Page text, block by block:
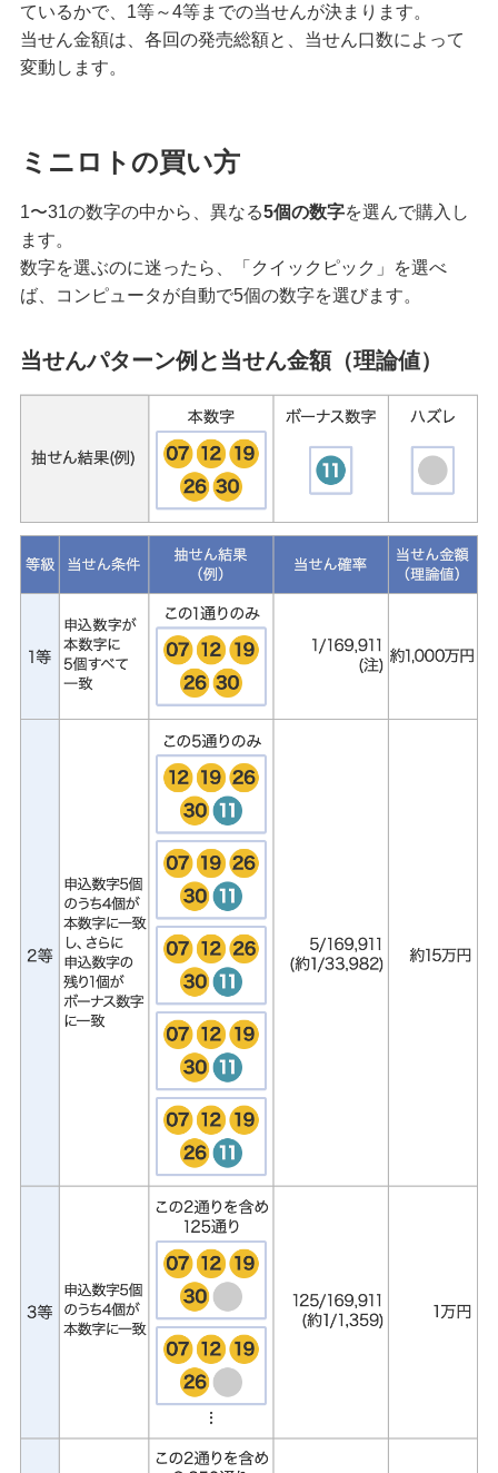
ているかで、1等～4等までの当せんが決まります。
当せん金額は、各回の発売総額と、当せん口数によって
変動します。
ミニロトの買い方
1〜31の数字の中から、異なる5個の数字を選んで購入し
ます。
数字を選ぶのに迷ったら、「クイックピック」を選べ
ば、コンピュータが自動で5個の数字を選びます。
当せんパターン例と当せん金額（理論値）